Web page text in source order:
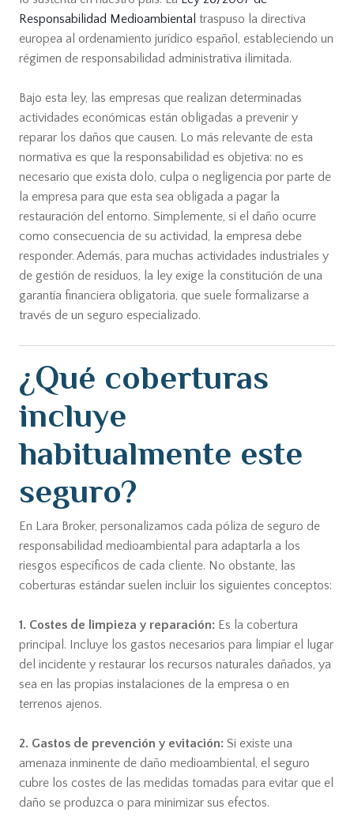
Responsabilidad Medioambiental traspuso la directiva
europea al ordenamiento jurídico español, estableciendo un
régimen de responsabilidad administrativa ilimitada.
Bajo esta ley, las empresas que realizan determinadas
actividades económicas están obligadas a prevenir y
reparar los daños que causen. Lo más relevante de esta
normativa es que la responsabilidad es objetiva: no es
necesario que exista dolo, culpa o negligencia por parte de
la empresa para que esta sea obligada a pagar la
restauración del entorno. Simplemente, si el daño ocurre
como consecuencia de su actividad, la empresa debe
responder. Además, para muchas actividades industriales y
de gestión de residuos, la ley exige la constitución de una
garantía financiera obligatoria, que suele formalizarse a
través de un seguro especializado.
¿Qué coberturas
incluye
habitualmente este
seguro?
En Lara Broker, personalizamos cada póliza de seguro de
responsabilidad medioambiental para adaptarla a los
riesgos específicos de cada cliente. No obstante, las
coberturas estándar suelen incluir los siguientes conceptos:
1. Costes de limpieza y reparación:Es la cobertura
principal. Incluye los gastos necesarios para limpiar el lugar
del incidente y restaurar los recursos naturales dañados, ya
sea en las propias instalaciones de la empresa o en
terrenos ajenos.
2. Gastos de prevención y evitación:Si existe una
amenaza inminente de daño medioambiental, el seguro
cubre los costes de las medidas tomadas para evitar que el
daño se produzca o para minimizar sus efectos.